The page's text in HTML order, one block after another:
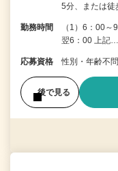
5分、または徒
勤務時間
（1）6：00
翌6：00 上記…
応募資格 性別・年齢不
後で見る